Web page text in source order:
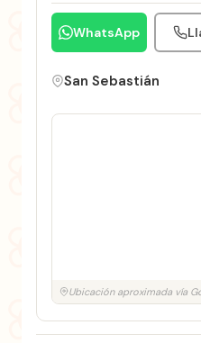
WhatsApp
San Sebastián
Ubicación aproximada vía